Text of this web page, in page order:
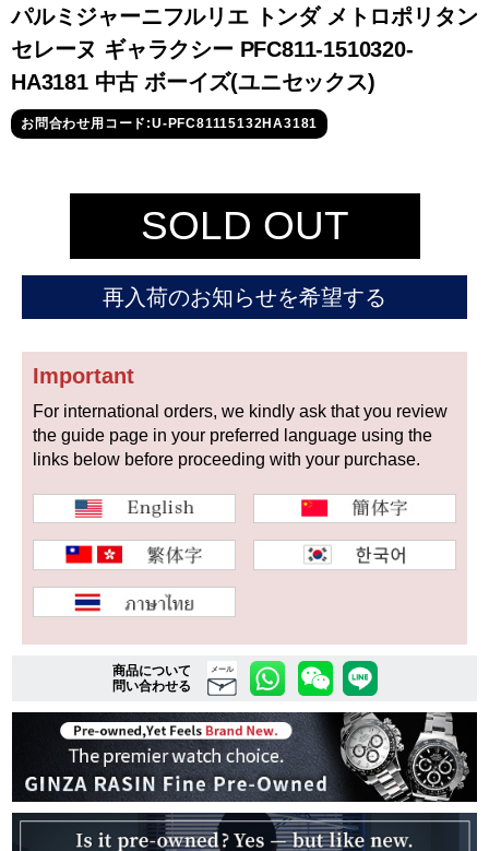
ヴァシュロン
コンスタンタン
チューダー パネライ
商品の状態から探す
新品 未使用品
中古品 アンティーク品
複数条件で商品を絞り込む
詳細検索はこちら
ご利用ガイド
GINZA RASINのプレミアムクオリティについて
送料・お支払方法
ショッピングローンの流れ
よくある質問
お問い合わせ
パルミジャーニフルリエ トンダ メトロポリタン
セレーヌ ギャラクシー PFC811-1510320-
HA3181 中古 ボーイズ(ユニセックス)
お問合わせ用コード:U-PFC81115132HA3181
SOLD OUT
再入荷のお知らせを希望する
Important
For international orders, we kindly ask that you review
the guide page in your preferred language using the
links below before proceeding with your purchase.
商品について
問い合わせる
メール